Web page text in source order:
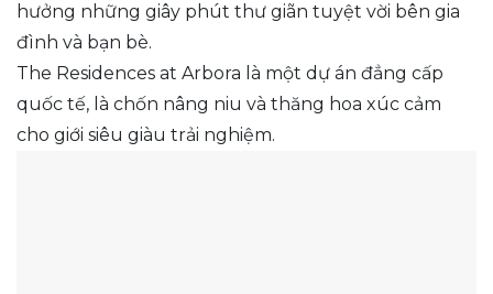
hưởng những giây phút thư giãn tuyệt vời bên gia
đình và bạn bè.
The Residences at Arbora là một dự án đẳng cấp
quốc tế, là chốn nâng niu và thăng hoa xúc cảm
cho giới siêu giàu trải nghiệm.